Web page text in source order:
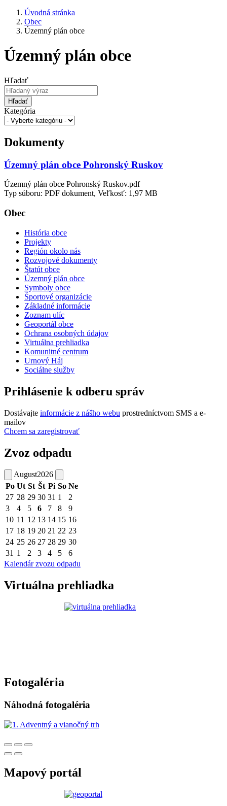
Úvodná stránka
Obec
Územný plán obce
Územný plán obce
Hľadať
Hľadať
Kategória
Dokumenty
Územný plán obce Pohronský Ruskov
Územný plán obce Pohronský Ruskov.pdf
Typ súboru: PDF dokument, Veľkosť: 1,97 MB
Obec
História obce
Projekty
Región okolo nás
Rozvojové dokumenty
Štatút obce
Územný plán obce
Symboly obce
Športové organizácie
Základné informácie
Zoznam ulíc
Geoportál obce
Ochrana osobných údajov
Virtuálna prehliadka
Komunitné centrum
Urnový Háj
Sociálne služby
Prihlásenie k odberu správ
Dostávajte informácie z nášho webu prostredníctvom SMS a e-
mailov
Chcem sa zaregistrovať
Zvoz odpadu
August2026
Po Ut St Št Pi So Ne
27 28 29 30 31 1
2
3
4 5 6 7 8
9
10 11 12 13 14 15 16
17 18 19 20 21 22 23
24 25 26 27 28 29 30
31 1 2 3 4 5
6
Kalendár zvozu odpadu
Virtuálna prehliadka
Fotogaléria
Náhodná fotogaléria
Mapový portál